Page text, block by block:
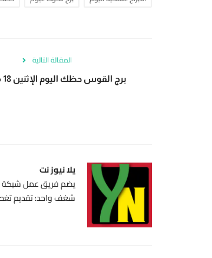
المقالة التالية
برج القوس حظك اليوم الإثنين 18 مايو 2026
يلا نيوز نت
يضم فريق عمل شبكة
شغف واحد: تقديم